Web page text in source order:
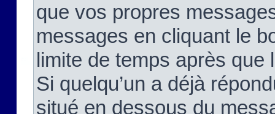
que vos propres
messages en cliquant le
limite de temps après que
Si quelqu’un a déjà
situé en dessous du